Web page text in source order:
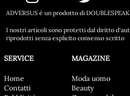
ADVERSUS è un prodotto di
I nostri articoli sono protetti dal diritto
riprodotti senza esplicito consenso scritto
SERVICE
Home
Contatti
MAGAZINE
Moda uomo
Beauty